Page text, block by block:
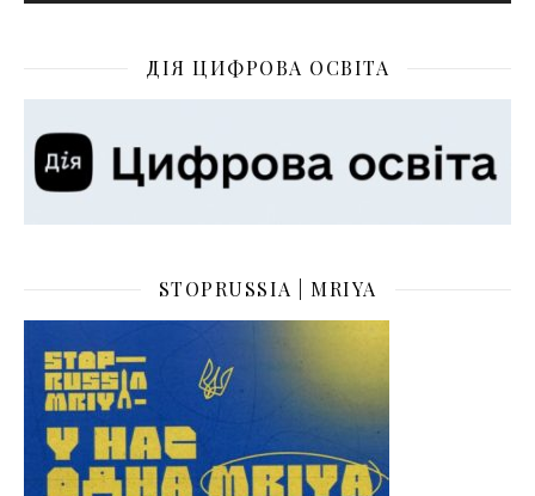
ДІЯ ЦИФРОВА ОСВІТА
STOPRUSSIA | MRIYA